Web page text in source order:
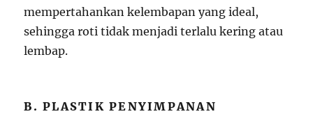
mempertahankan kelembapan yang ideal,
sehingga roti tidak menjadi terlalu kering atau
lembap.
B. PLASTIK PENYIMPANAN